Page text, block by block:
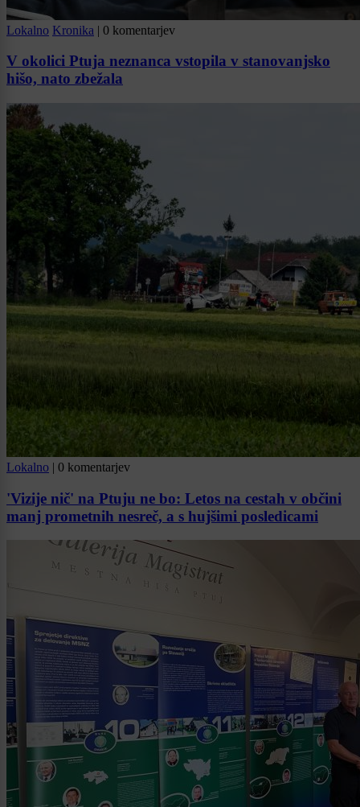
Lokalno Kronika | 0 komentarjev
V okolici Ptuja neznanca vstopila v stanovanjsko
hišo, nato zbežala
Lokalno | 0 komentarjev
'Vizije nič' na Ptuju ne bo: Letos na cestah v občini
manj prometnih nesreč, a s hujšimi posledicami